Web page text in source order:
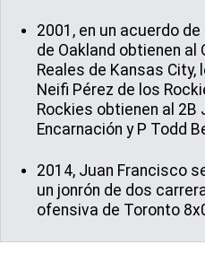
2001, en un acuerdo
de Oakland obtienen al
Reales de Kansas City,
Neifi Pérez de los
Rockies obtienen al 2B
Encarnación y P Todd
2014, Juan Francisco
un jonrón de dos
ofensiva de Toronto